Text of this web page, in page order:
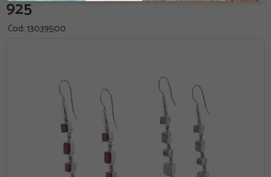
925
Cod: 13039500